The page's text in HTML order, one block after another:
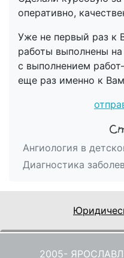
оперативно,
Уже не первый раз к
работы выполнены
с выполнением
еще раз именно к
Ангиология в
Диагностика
2005-